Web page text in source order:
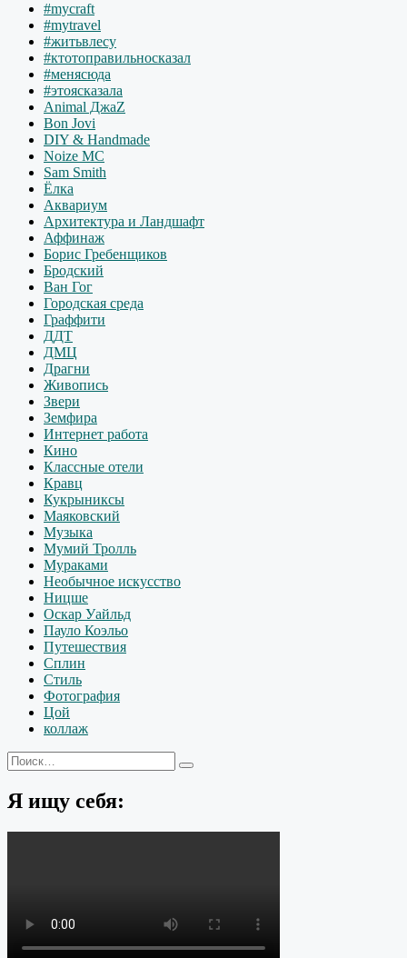
#mycraft
#mytravel
#житьвлесу
#ктотоправильносказал
#менясюда
#этоясказала
Animal ДжаZ
Bon Jovi
DIY & Handmade
Noize MC
Sam Smith
Ёлка
Аквариум
Архитектура и Ландшафт
Аффинаж
Борис Гребенщиков
Бродский
Ван Гог
Городская среда
Граффити
ДДТ
ДМЦ
Драгни
Живопись
Звери
Земфира
Интернет работа
Кино
Классные отели
Кравц
Кукрыниксы
Маяковский
Музыка
Мумий Тролль
Мураками
Необычное искусство
Ницше
Оскар Уайльд
Пауло Коэльо
Путешествия
Сплин
Стиль
Фотография
Цой
коллаж
Искать:
Поиск
Я ищу себя: